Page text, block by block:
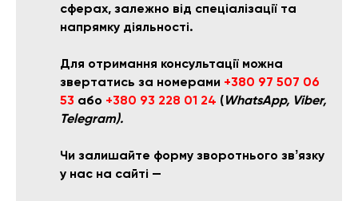
сферах, залежно від спеціалізації та
напрямку діяльності.
Для отримання консультації можна
звертатись за номерами +380 97 507 06
53 або +380 93 228 01 24 (WhatsApp, Viber,
Telegram).
Чи залишайте форму зворотнього звʼязку
у нас на сайті —